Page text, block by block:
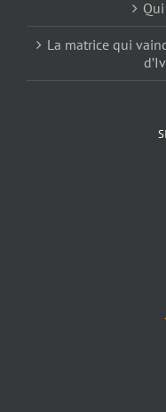
La matrice qui